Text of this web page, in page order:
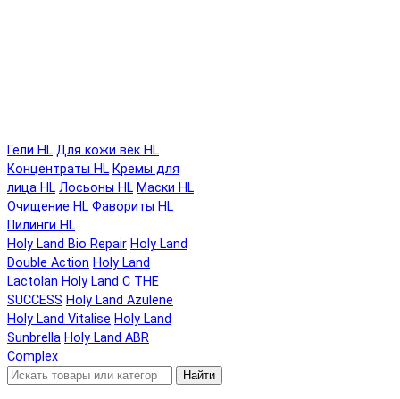
Гели HL Для кожи век HL
Концентраты HL Кремы для
лица HL Лосьоны HL Маски HL
Очищение HL Фавориты HL
Пилинги HL
Holy Land Bio Repair Holy Land
Double Action Holy Land
Lactolan Holy Land C THE
SUCCESS Holy Land Azulene
Holy Land Vitalise Holy Land
Sunbrella Holy Land ABR
Complex
Найти